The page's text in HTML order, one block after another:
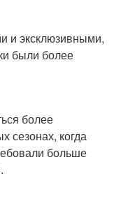
и эксклюзивными,
были более
более
сезонах, когда
больше